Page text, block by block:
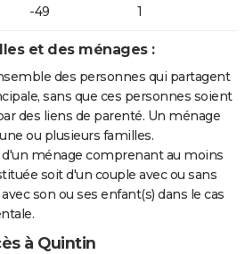
-49 1
et des ménages :
des personnes qui partagent
sans que ces personnes soient
des liens de parenté. Un ménage
ou plusieurs familles.
ménage comprenant au moins
soit d'un couple avec ou sans
son ou ses enfant(s) dans le cas
à Quintin